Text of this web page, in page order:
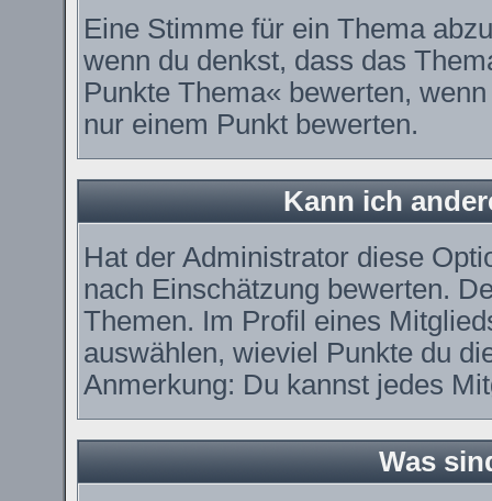
Eine Stimme für ein Thema
wenn du denkst, dass das
Punkte Thema« bewerten,
nur einem Punkt bewerten.
Kann ich
Hat der Administrator diese
nach Einschätzung bewerten.
Themen. Im Profil eines
auswählen, wieviel Punkte du
Anmerkung: Du kannst jedes
Was